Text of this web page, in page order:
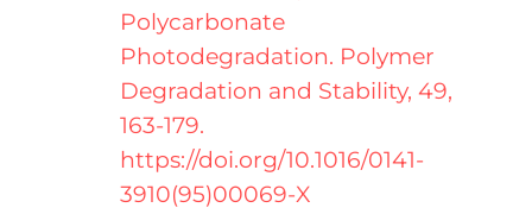
Polycarbonate
Photodegradation. Polymer
Degradation and Stability, 49,
163-179.
https://doi.org/10.1016/0141-
3910(95)00069-X